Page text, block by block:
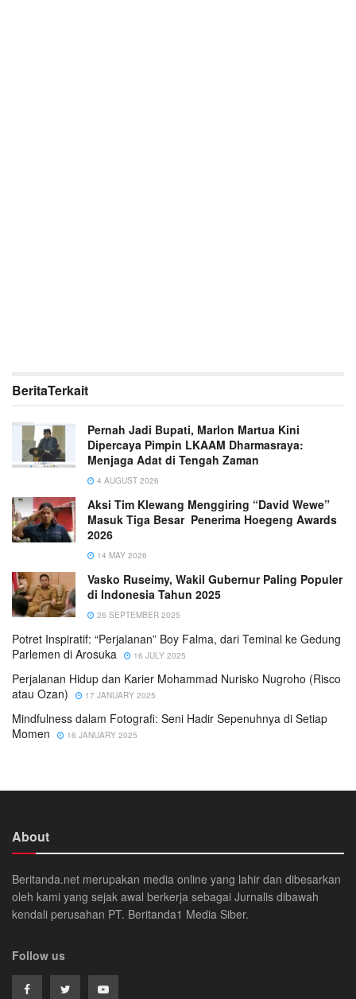
BeritaTerkait
Pernah Jadi Bupati, Marlon Martua Kini
Dipercaya Pimpin LKAAM Dharmasraya:
Menjaga Adat di Tengah Zaman
4 AUGUST 2026
Aksi Tim Klewang Menggiring “David Wewe”
Masuk Tiga Besar Penerima Hoegeng Awards
2026
14 MAY 2026
Vasko Ruseimy, Wakil Gubernur Paling Populer
di Indonesia Tahun 2025
26 SEPTEMBER 2025
Potret Inspiratif: “Perjalanan” Boy Falma, dari Teminal ke Gedung
Parlemen di Arosuka
16 JULY 2025
Perjalanan Hidup dan Karier Mohammad Nurisko Nugroho (Risco
atau Ozan)
17 JANUARY 2025
Mindfulness dalam Fotografi: Seni Hadir Sepenuhnya di Setiap
Momen
16 JANUARY 2025
About
Beritanda.net merupakan media online yang lahir dan dibesarkan
oleh kami yang sejak awal berkerja sebagai Jurnalis dibawah
kendali perusahan PT. Beritanda1 Media Siber.
Follow us